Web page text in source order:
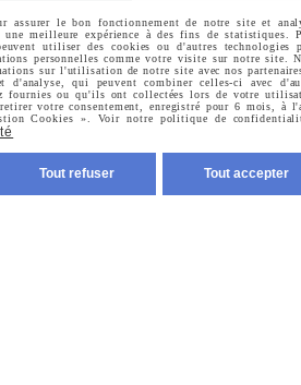
à tout moment. Vous
informations de contact dans les
du site.
assurer le bon fonctionnement de notre site et
meilleure expérience à des fins de statistiques.
utiliser des cookies ou d'autres technologies
personnelles comme votre visite sur notre site.
sur l'utilisation de notre site avec nos
d'analyse, qui peuvent combiner celles-ci avec
fournies ou qu'ils ont collectées lors de votre
votre consentement, enregistré pour 6 mois, à
Cookies ». Voir notre politique de
Tout refuser Tout accepter